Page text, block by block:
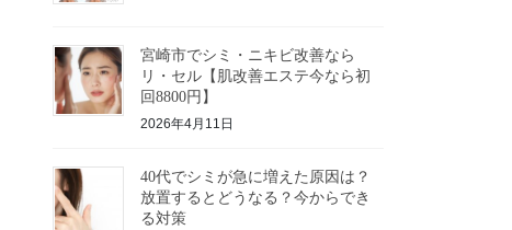
宮崎市でシミ・ニキビ改善なら
リ・セル【肌改善エステ今なら初
回8800円】
2026年4月11日
40代でシミが急に増えた原因は？
放置するとどうなる？今からでき
る対策